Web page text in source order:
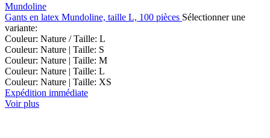
Mundoline
Gants en latex Mundoline, taille L, 100 pièces Sélectionner une
variante:
Couleur: Nature / Taille: L
Couleur: Nature | Taille: S
Couleur: Nature | Taille: M
Couleur: Nature | Taille: L
Couleur: Nature | Taille: XS
Expédition immédiate
Voir plus